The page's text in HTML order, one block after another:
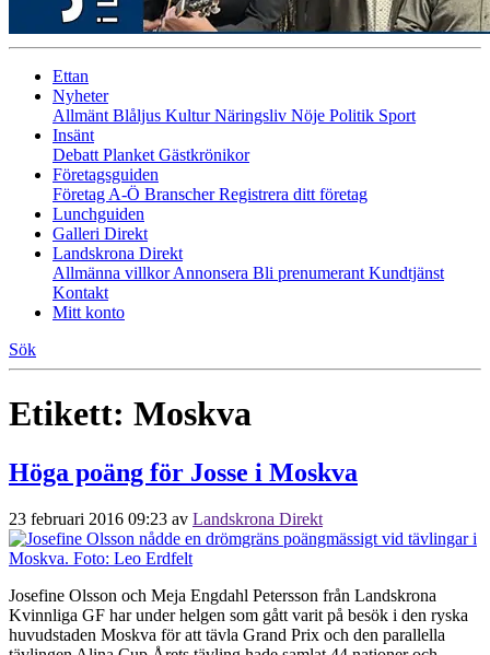
Ettan
Nyheter
Allmänt Blåljus KulturNäringsliv Nöje Politik Sport
Insänt
Debatt Planket Gästkrönikor
Företagsguiden
Företag A-Ö BranscherRegistrera ditt företag
Lunchguiden
Galleri Direkt
Landskrona Direkt
Allmänna villkorAnnonsera Bli prenumerant Kundtjänst
Kontakt
Mitt konto
Sök
Etikett: Moskva
Höga poäng för Josse i Moskva
23 februari 2016 09:23 av Landskrona Direkt
Josefine Olsson och Meja Engdahl Petersson från Landskrona
Kvinnliga GF har under helgen som gått varit på besök i den ryska
huvudstaden Moskva för att tävla Grand Prix och den parallella